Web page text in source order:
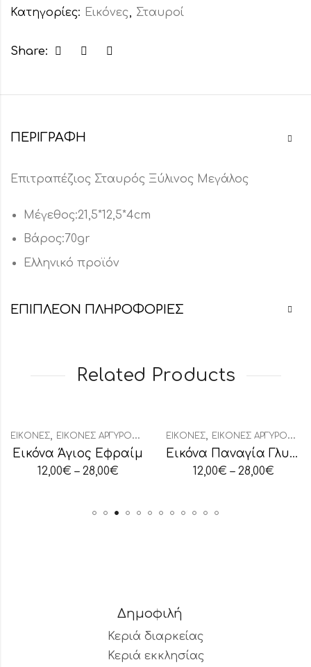
Κατηγορίες: Εικόνες, Σταυροί
Share:
ΠΕΡΙΓΡΑΦΉ
Επιτραπέζιος Σταυρός Ξύλινος Μεγάλος
Μέγεθος:21,5*12,5*4cm
Βάρος:70gr
Ελληνικό προϊόν
ΕΠΙΠΛΈΟΝ ΠΛΗΡΟΦΟΡΊΕΣ
Related Products
ΕΙΚΌΝΕΣ, ΕΙΚΌΝΕΣ ΑΡΓΥΡΟΧΡΥΣΟΤΥΠΊΑ
Εικόνα Άγιος Εφραίμ
12,00€ – 28,00€
ΕΙΚΌΝΕΣ, ΕΙΚΌΝΕΣ ΑΡΓΥΡΟΧΡΥΣΟΤΥΠΊΑ
Εικόνα Παναγία Γλυκοφιλούσα
12,00€ – 28,00€
Δημοφιλή
Κεριά διαρκείας
Κεριά εκκλησίας